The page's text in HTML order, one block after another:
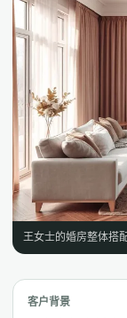
王女士的婚房整体搭
客户背景